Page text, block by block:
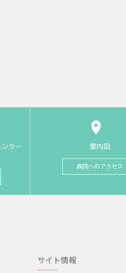
ラー
案内図
病院へのアクセス
サイト情報